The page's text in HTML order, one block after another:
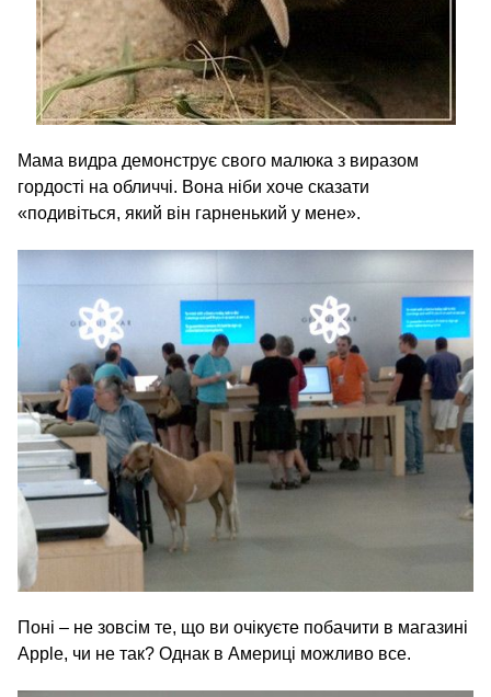
Мама видра демонструє свого малюка з виразом
гордості на обличчі. Вона ніби хоче сказати
«подивіться, який він гарненький у мене».
Поні – не зовсім те, що ви очікуєте побачити в магазині
Apple, чи не так? Однак в Америці можливо все.